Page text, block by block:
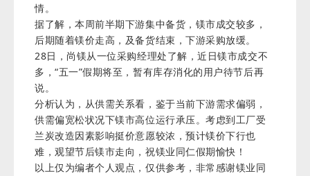
情。
据了解，本周前半期下游集中备货，镁市成交较多，
后期随着镁价走高，及备货结束，下游采购放缓。
28日，尚镁从一位采购经理处了解，近日镁市成交不
多，“五一”假期将至，暂有库存消化的用户待节后再
说。
分析认为，从供需关系看，鉴于当前下游需求偏弱，
供需偏宽松状况下镁市高位运行承压。考虑到工厂受
兰炭改造因素影响挺价意愿较浓，预计镁价下行也
难，观望节后镁市走向，祝镁业同仁假期愉快！
以上仅为编者个人观点，仅供参考，非常感谢镁业同